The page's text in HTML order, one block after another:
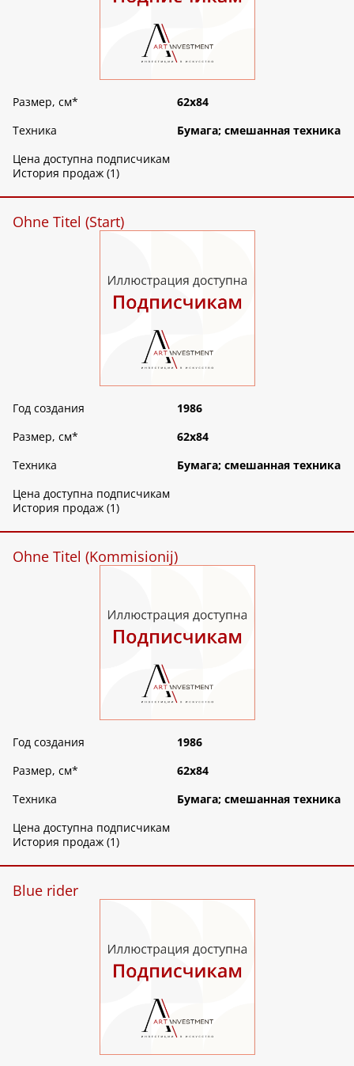
Размер, см*
62х84
Техника
Бумага; смешанная техника
Цена доступна подписчикам
История продаж (1)
Ohne Titel (Start)
Год создания
1986
Размер, см*
62х84
Техника
Бумага; смешанная техника
Цена доступна подписчикам
История продаж (1)
Ohne Titel (Kommisionij)
Год создания
1986
Размер, см*
62х84
Техника
Бумага; смешанная техника
Цена доступна подписчикам
История продаж (1)
Blue rider